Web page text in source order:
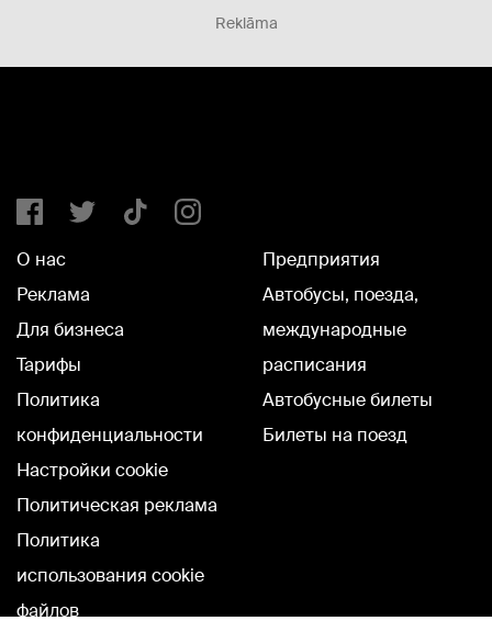
Reklāma
О нас
Реклама
Для бизнеса
Тарифы
Политика
конфиденциальности
Настройки cookie
Политическая реклама
Политика
использования cookie
файлов
Предприятия
Автобусы, поезда,
международные
расписания
Автобусные билеты
Билеты на поезд